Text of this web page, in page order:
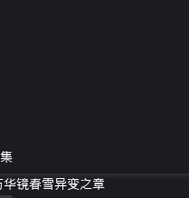
华镜春雪异变之章